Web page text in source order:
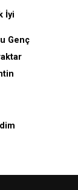
İyi
Genç